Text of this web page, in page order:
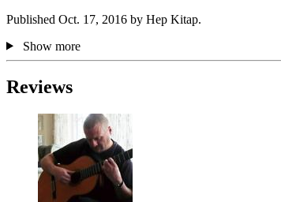
Published Oct. 17, 2016 by Hep Kitap.
Show more
Reviews